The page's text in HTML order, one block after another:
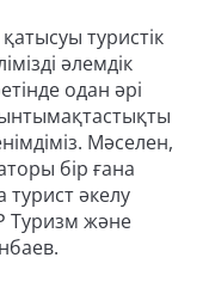
туристік
әлемдік
одан әрі
ынтымақтастықты
Мәселен,
бір ғана
әкелу
Туризм және